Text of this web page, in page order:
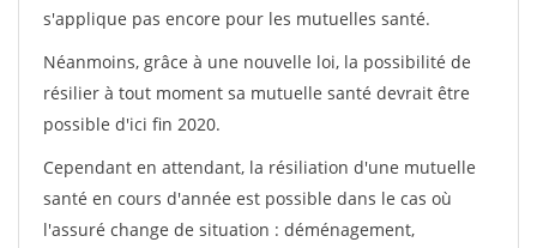
s'applique pas encore pour les mutuelles santé.
Néanmoins, grâce à une nouvelle loi, la possibilité de
résilier à tout moment sa mutuelle santé devrait être
possible d'ici fin 2020.
Cependant en attendant, la résiliation d'une mutuelle
santé en cours d'année est possible dans le cas où
l'assuré change de situation : déménagement,